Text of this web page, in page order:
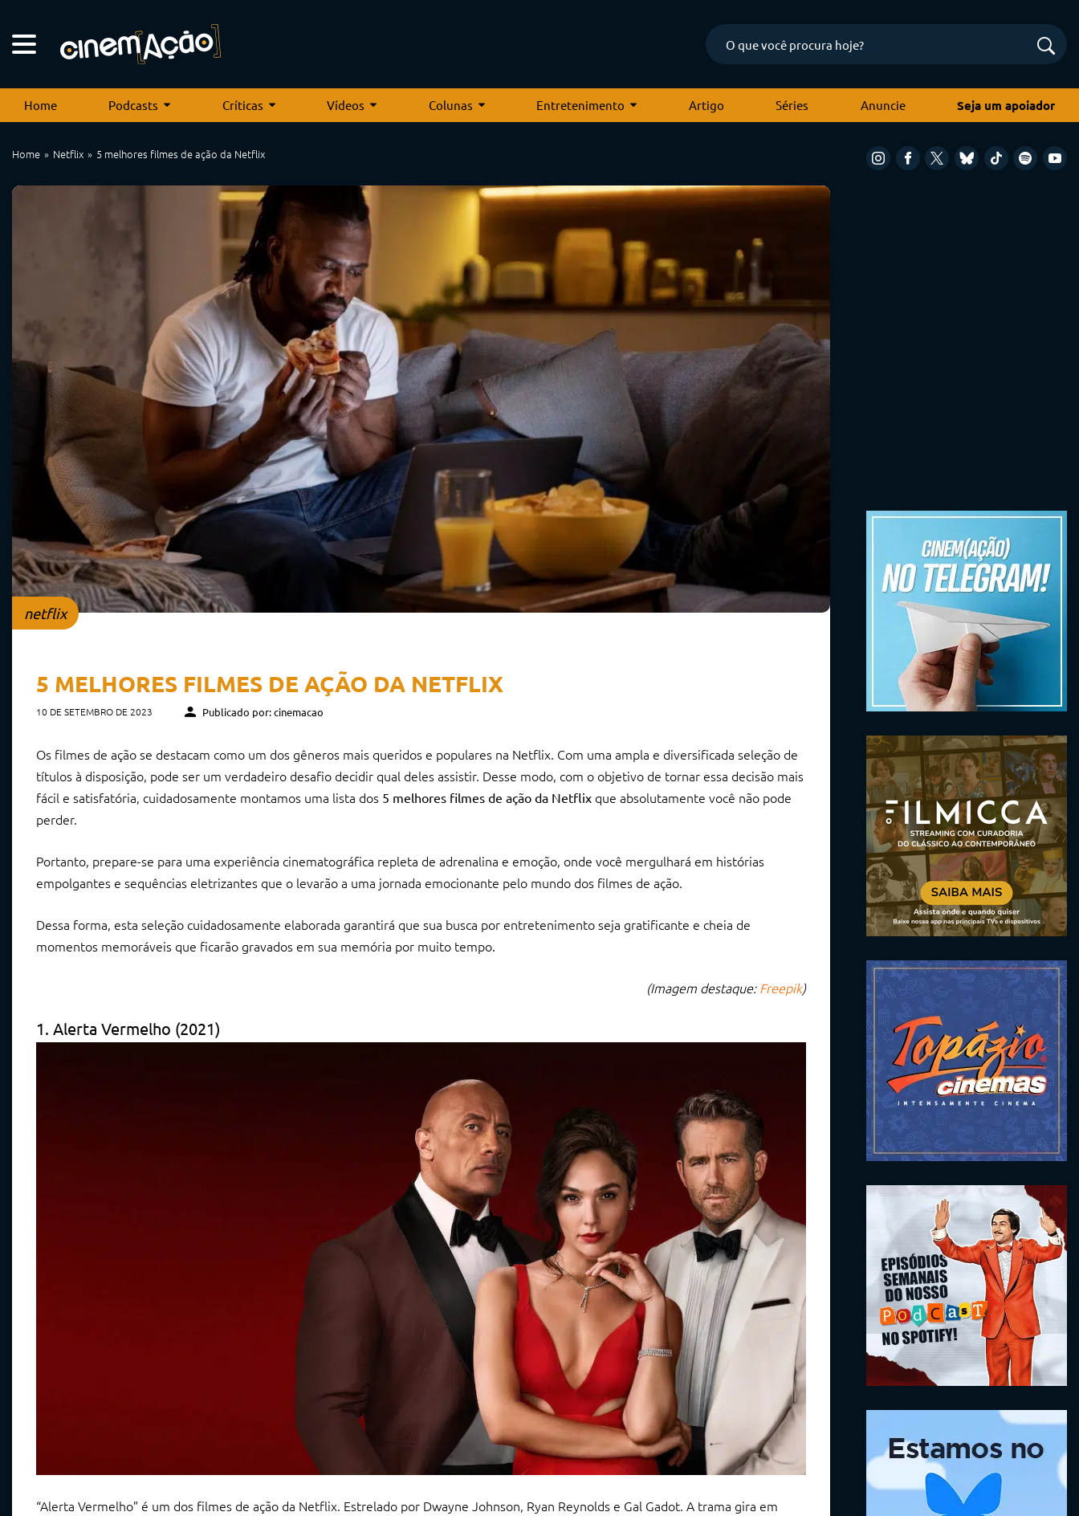
Home Podcasts Críticas Vídeos Colunas Entretenimento Artigo Séries Anuncie Seja um apoiador
Home Netflix 5 melhores filmes de ação da Netflix
netflix
5 MELHORES FILMES DE AÇÃO DA NETFLIX
10 DE SETEMBRO DE 2023 Publicado por: cinemacao
Os filmes de ação se destacam como um dos gêneros mais queridos e populares na Netflix. Com uma ampla e diversificada seleção de
títulos à disposição, pode ser um verdadeiro desafio decidir qual deles assistir. Desse modo, com o objetivo de tornar essa decisão mais
fácil e satisfatória, cuidadosamente montamos uma lista dos 5 melhores filmes de ação da Netflix que absolutamente você não pode
perder.
Portanto, prepare-se para uma experiência cinematográfica repleta de adrenalina e emoção, onde você mergulhará em histórias
empolgantes e sequências eletrizantes que o levarão a uma jornada emocionante pelo mundo dos filmes de ação.
Dessa forma, esta seleção cuidadosamente elaborada garantirá que sua busca por entretenimento seja gratificante e cheia de
momentos memoráveis que ficarão gravados em sua memória por muito tempo.
(Imagem destaque:Freepik)
1. Alerta Vermelho (2021)
“Alerta Vermelho” é um dos filmes de ação da Netflix. Estrelado por Dwayne Johnson, Ryan Reynolds e Gal Gadot. A trama gira em